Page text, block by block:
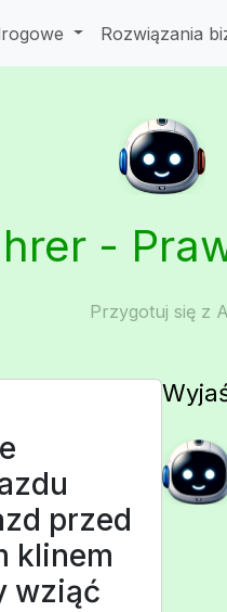
Rozwiązania
-
Przygotuj się z
przed
klinem
wziąć